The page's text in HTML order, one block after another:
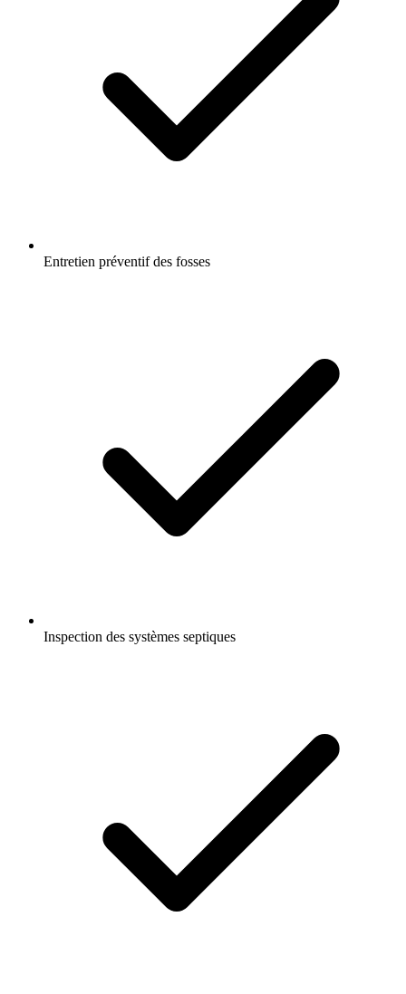
Entretien préventif des fosses
Inspection des systèmes septiques